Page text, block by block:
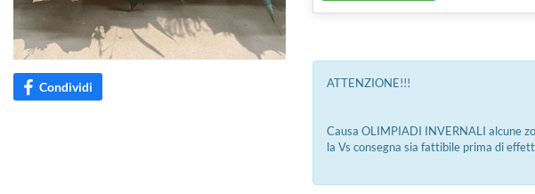
Condividi ATTENZIONE!!!
Causa OLIMPIADI INVERNALI alcune
la Vs consegna sia fattibile prima di